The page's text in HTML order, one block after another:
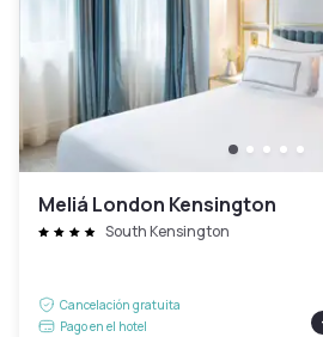
Meliá London Kensington
South Kensington
Cancelación gratuita
Pago en el hotel